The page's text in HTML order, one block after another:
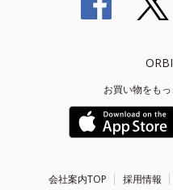
お買い物をも
会社案内TOP 採用情報